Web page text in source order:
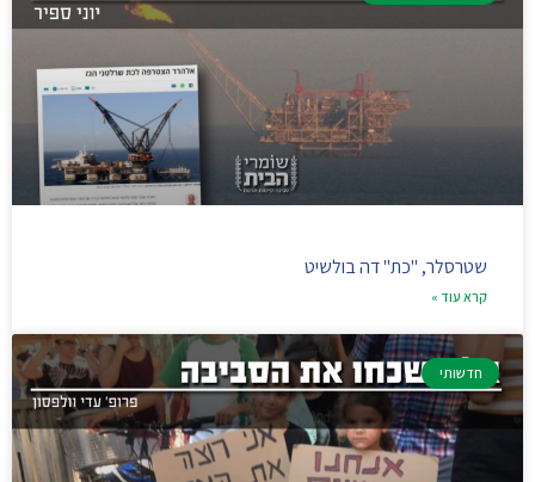
שטרסלר, "כת" דה בולשיט
קרא עוד »
חדשותי